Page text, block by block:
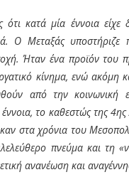
κατά μία έννοια
Ο Μεταξάς
Ήταν ένα προϊόν του
κίνημα, ενώ ακόμη
από την κοινωνική
το καθεστώς της 4ης
στα χρόνια του
πνεύμα και τη
ανανέωση και